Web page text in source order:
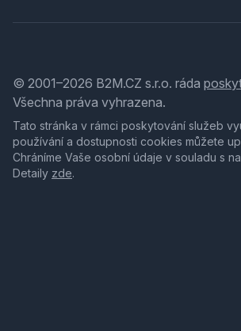
© 2001–2026 B2M.CZ s.r.o. ráda
Všechna práva vyhrazena.
Tato stránka v rámci poskytování služeb
používání a dostupnosti cookies můžete
Chráníme Vaše osobní údaje v souladu s
Detaily zde.